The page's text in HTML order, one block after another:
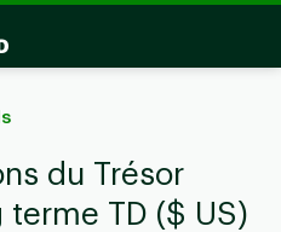
du Trésor
TD ($ US)